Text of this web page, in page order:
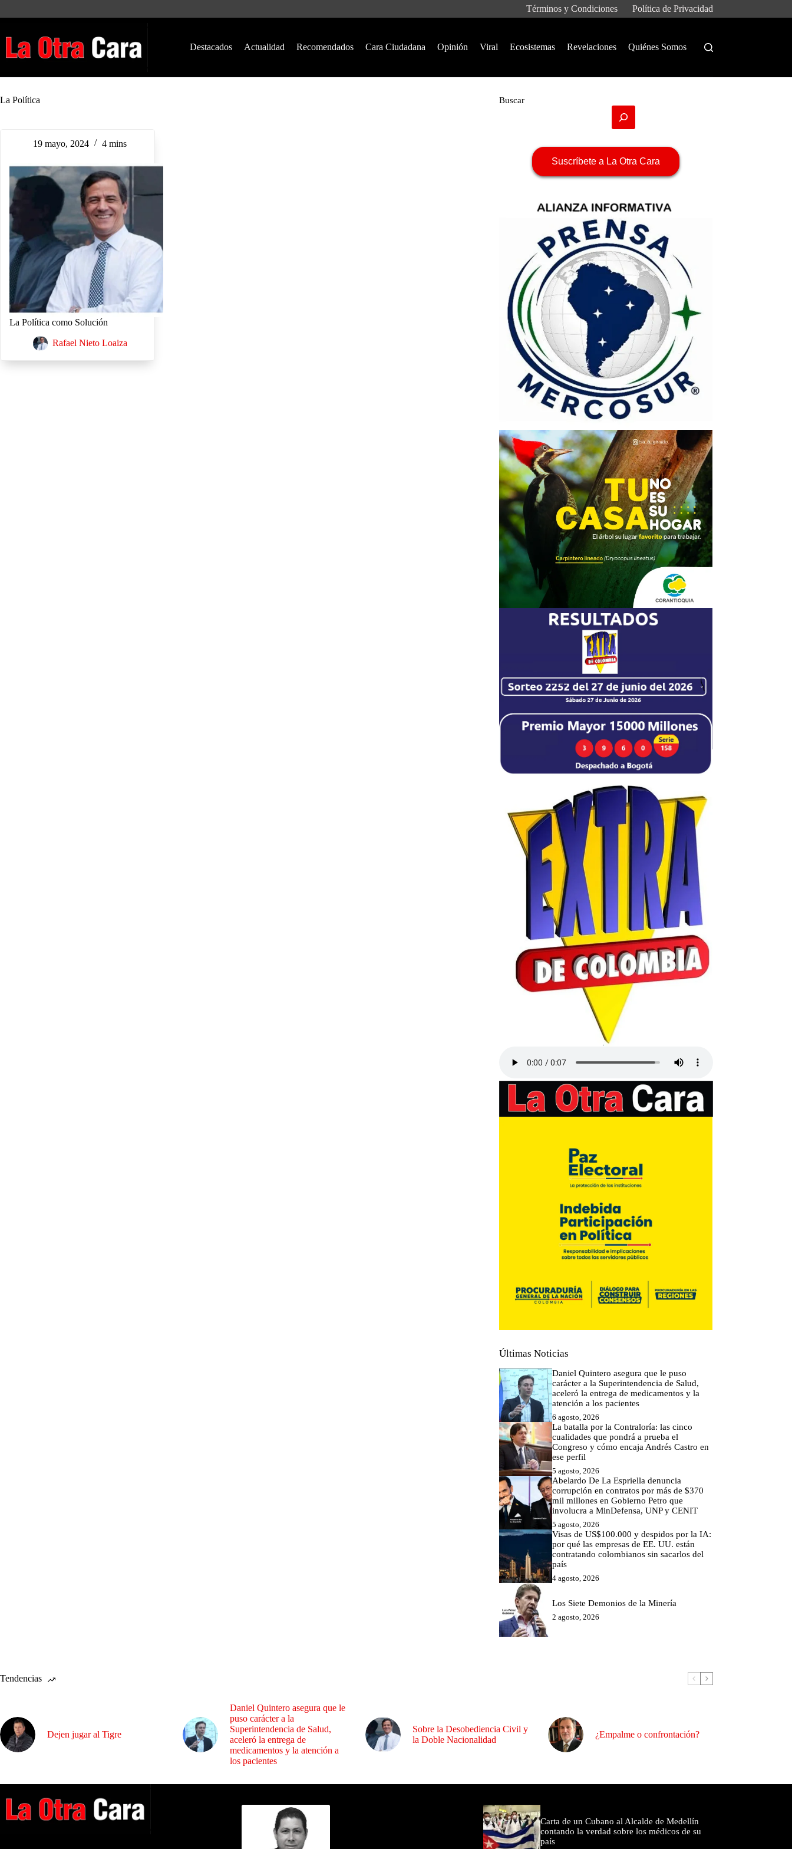
Términos y Condiciones Política de Privacidad
Destacados Actualidad Recomendados Cara Ciudadana Opinión Viral Ecosistemas Revelaciones Quiénes Somos
La Política
19 mayo, 2024 4 mins
La Política como Solución
Rafael Nieto Loaiza
Buscar
Suscríbete a La Otra Cara
Últimas Noticias
Daniel Quintero asegura que le puso
carácter a la Superintendencia de Salud,
aceleró la entrega de medicamentos y la
atención a los pacientes
6 agosto, 2026
La batalla por la Contraloría: las cinco
cualidades que pondrá a prueba el
Congreso y cómo encaja Andrés Castro en
ese perfil
5 agosto, 2026
Abelardo De La Espriella denuncia
corrupción en contratos por más de $370
mil millones en Gobierno Petro que
involucra a MinDefensa, UNP y CENIT
5 agosto, 2026
Visas de US$100.000 y despidos por la IA:
por qué las empresas de EE. UU. están
contratando colombianos sin sacarlos del
país
4 agosto, 2026
Los Siete Demonios de la Minería
2 agosto, 2026
Tendencias
Dejen jugar al Tigre
Daniel Quintero asegura que le
puso carácter a la
Superintendencia de Salud,
aceleró la entrega de
medicamentos y la atención a
los pacientes
Sobre la Desobediencia Civil y
la Doble Nacionalidad
¿Empalme o confrontación?
Carta de un Cubano al Alcalde de Medellín
contando la verdad sobre los médicos de su
país